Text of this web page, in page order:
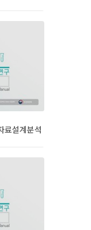
료설계분석